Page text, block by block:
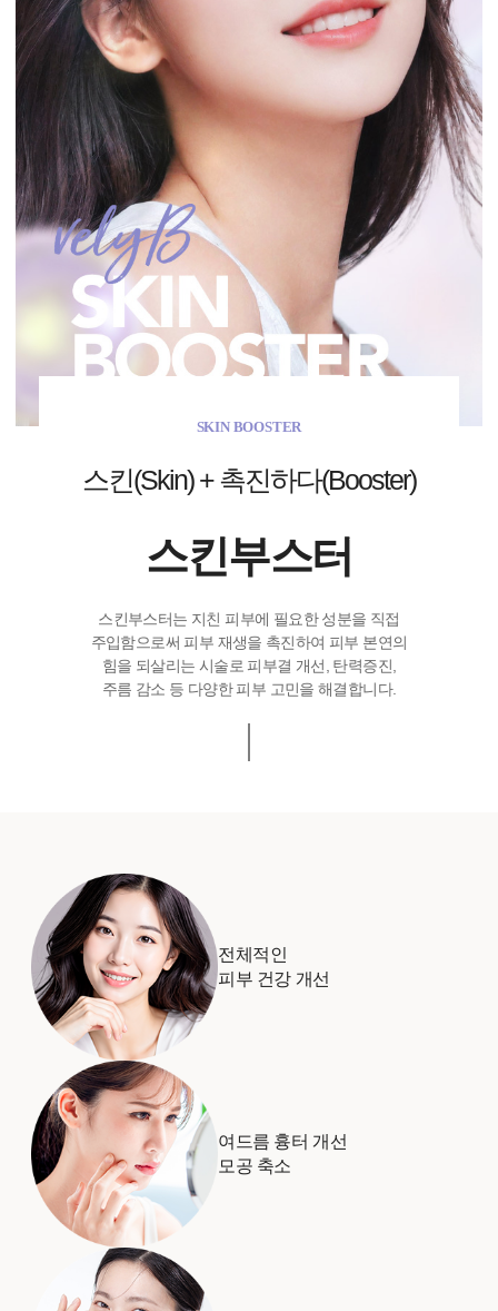
SKIN BOOSTER
스킨(Skin) + 촉진하다(Booster)
스킨부스터
스킨부스터는 지친 피부에 필요한 성분을 직접
주입함으로써 피부 재생을 촉진하여 피부 본연의
힘을 되살리는 시술로 피부결 개선, 탄력증진,
주름 감소 등 다양한 피부 고민을 해결합니다.
전체적인
피부 건강 개선
여드름 흉터 개선
모공 축소